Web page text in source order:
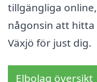
tillgängliga
någonsin att
Växjö för just dig.
Elbolag översikt